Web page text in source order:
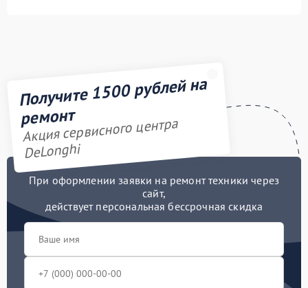
Получите 1500 рублей на
ремонт
Акция сервисного центра
DeLonghi
При оформлении заявки на ремонт техники через
сайт,
действует персональная бессрочная скидка